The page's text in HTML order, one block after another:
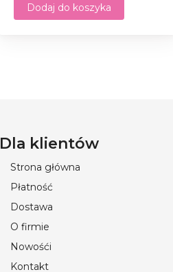
Dodaj do koszyka
Dla klientów
Strona główna
Płatność
Dostawa
O firmie
Nowośći
Kontakt